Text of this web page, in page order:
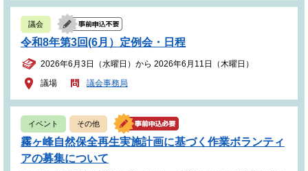
議会
令和8年第3回(6月）定例会・日程
2026年6月3日（水曜日）から 2026年6月11日（木曜日）
議場
議会事務局
イベント その他
霧ヶ峰自然保全再生実施計画に基づく作業ボランティ
アの募集について